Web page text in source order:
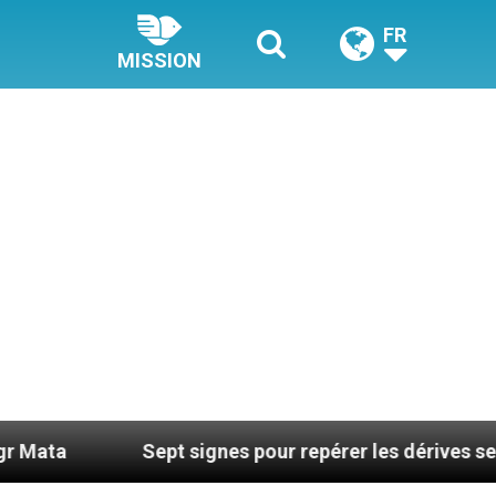
MISSION
FR
Sept signes pour repérer les dérives sectaires du